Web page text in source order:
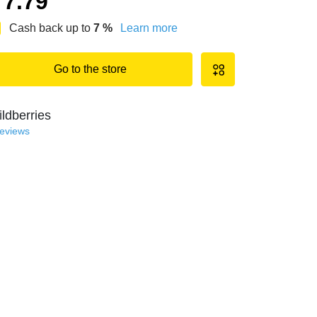
Cash back up to 7 % Learn more
Go to the store